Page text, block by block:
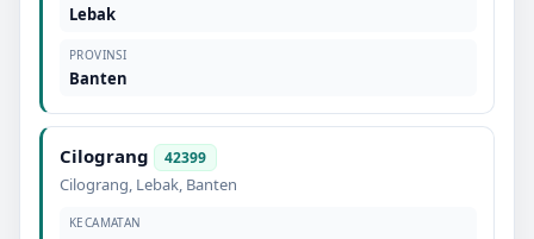
Lebak
PROVINSI
Banten
Cilograng 42399
Cilograng, Lebak, Banten
KECAMATAN